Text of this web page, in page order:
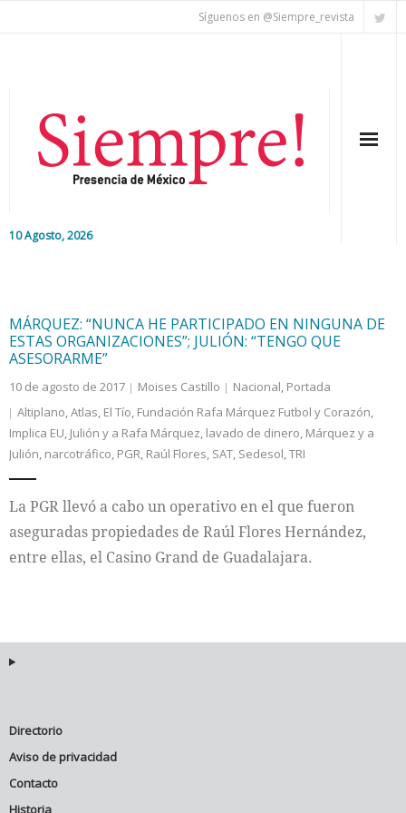
Síguenos en @Siempre_revista
10 Agosto, 2026
Nacional
Colaboradores
Internacional
MÁRQUEZ: “NUNCA HE PARTICIPADO EN NINGUNA DE
ESTAS ORGANIZACIONES”; JULIÓN: “TENGO QUE
ASESORARME”
10 de agosto de 2017 Moises Castillo Nacional, Portada
Altiplano,Atlas, El Tío, Fundación Rafa Márquez Futbol y Corazón,
Implica EU, Julión y a Rafa Márquez, lavado de dinero, Márquez y a
Julión, narcotráfico, PGR, Raúl Flores, SAT, Sedesol,TRI
La PGR llevó a cabo un operativo en el que fueron
aseguradas propiedades de Raúl Flores Hernández,
entre ellas, el Casino Grand de Guadalajara.
Directorio
Aviso de privacidad
Contacto
Historia